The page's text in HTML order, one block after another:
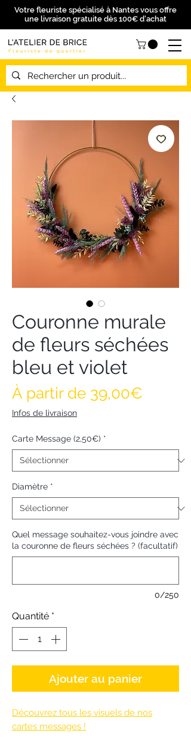
Votre fleuriste spécialisé à Nantes vous offre
une livraison gratuite dès 100€ d'achat
Couronne murale
de fleurs séchées
bleu et violet
À partir de 39,00€
Infos de livraison
Carte Message (2,50€) *
Diamètre *
Quel message souhaitez-vous joindre avec
la couronne de fleurs séchées ? (facultatif)
0/250
Quantité *
Ajouter au panier
Découvrez tous les visuels de nos
cartes messages !